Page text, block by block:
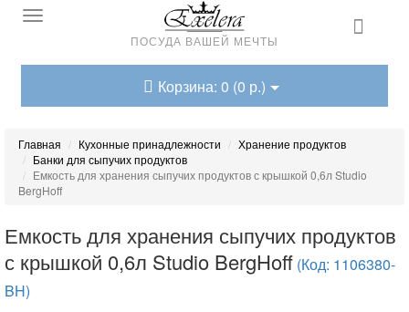
ПОСУДА ВАШЕЙ МЕЧТЫ
Корзина: 0 (0 р.)
Главная Кухонные принадлежности
Хранение продуктов
Банки для сыпучих продуктов
Емкость для хранения сыпучих продуктов с крышкой 0,6л Studio
BergHoff
Емкость для хранения сыпучих продуктов
с крышкой 0,6л Studio BergHoff (Код: 1106380-
BH)